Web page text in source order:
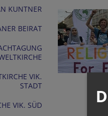
KUNTNER
BEIRAT
VIK.
STADT
VIK. SÜD